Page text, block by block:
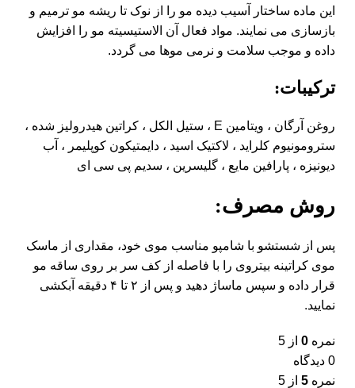
این ماده ساختار آسیب دیده مو را از نوک تا ریشه مو ترمیم و
بازسازی می نمایند. مواد فعال آن الاستیسیته مو را افزایش
داده و موجب سلامت و نرمی موها می گردد.
ترکیبات:
روغن آرگان ، ویتامین E ، ستیل الکل ، کراتین هیدرولیز شده ،
سترومونیوم کلراید ، لاکتیک اسید ، دایمتیکون کوپلیمر ، آب
دیونیزه ، پارافین مایع ، گلیسرین ، سدیم پی سی ای
روش مصرف:
پس از شستشو با شامپو مناسب موی خود، مقداری از ماسک
موی کراتینه بیتروی را با فاصله از کف سر بر روی ساقه مو
قرار داده و سپس ماساژ دهید و پس از ۲ تا ۴ دقیقه آبکشی
نمایید.
نمره 0 از 5
0 دیدگاه
نمره 5 از 5